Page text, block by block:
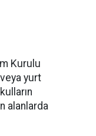
Kurulu
yurt
alanlarda